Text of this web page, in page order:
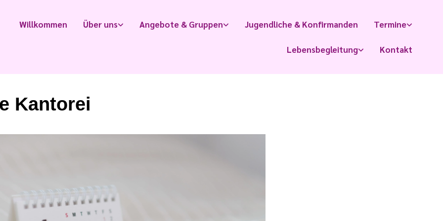
Willkommen Über uns Angebote & Gruppen Jugendliche & Konfirmanden Termine
Lebensbegleitung Kontakt
Kantorei